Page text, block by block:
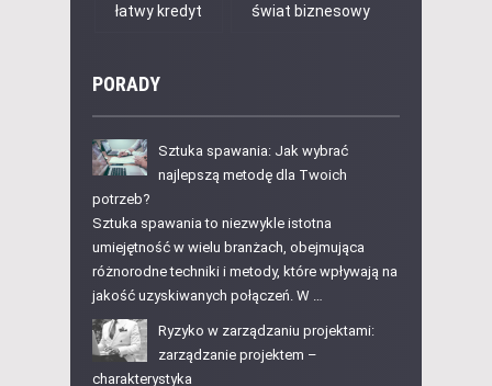
łatwy kredyt świat biznesowy
PORADY
Sztuka spawania: Jak wybrać
najlepszą metodę dla Twoich
potrzeb?
Sztuka spawania to niezwykle istotna
umiejętność w wielu branżach, obejmująca
różnorodne techniki i metody, które wpływają na
jakość uzyskiwanych połączeń. W …
Ryzyko w zarządzaniu projektami:
zarządzanie projektem –
charakterystyka